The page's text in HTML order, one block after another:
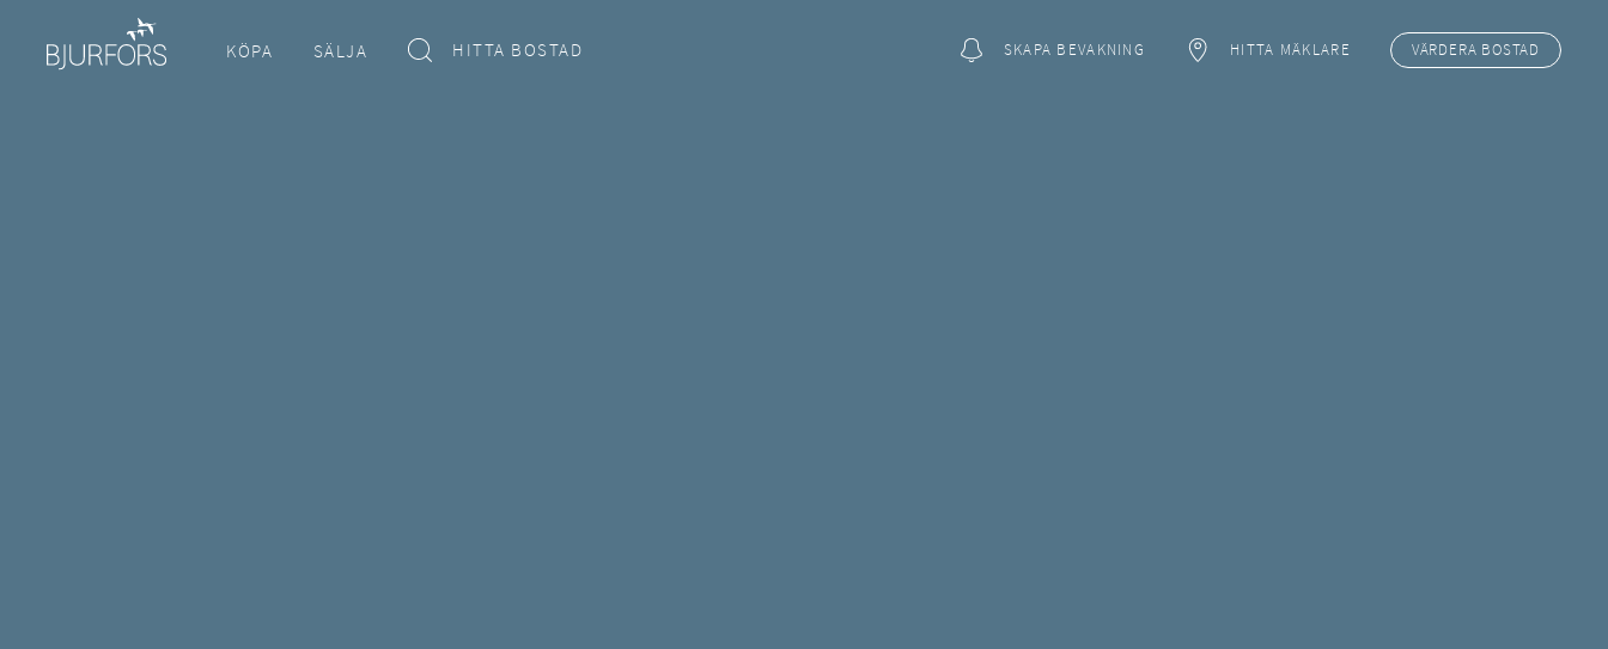
KÖPA SÄLJA HITTA BOSTAD SKAPA BEVAKNING HITTA MÄKLARE VÄRDERA BOSTAD